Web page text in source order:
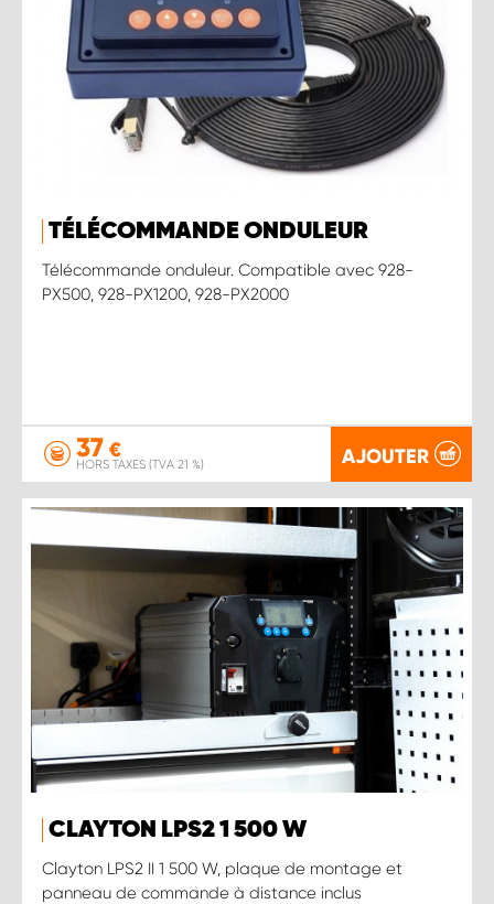
TÉLÉCOMMANDE ONDULEUR
Télécommande onduleur. Compatible avec 928-
PX500, 928-PX1200, 928-PX2000
37 €
HORS TAXES (TVA 21 %) AJOUTER
CLAYTON LPS2 1 500 W
Clayton LPS2 II 1 500 W, plaque de montage et
panneau de commande à distance inclus